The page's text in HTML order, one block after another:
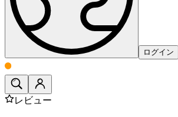
ログイン
レビュー